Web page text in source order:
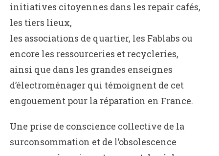
initiatives citoyennes dans les repair cafés,
les tiers lieux,
les associations de quartier, les Fablabs ou
encore les ressourceries et recycleries,
ainsi que dans les grandes enseignes
d’électroménager qui témoignent de cet
engouement pour la réparation en France.
Une prise de conscience collective de la
surconsommation et de l’obsolescence